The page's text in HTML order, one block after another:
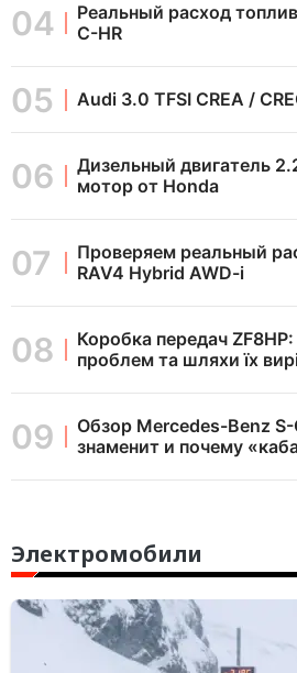
Реальный расход
C-HR
Audi 3.0 TFSI CREA /
Дизельный двигатель
мотор от Honda
Проверяем реальный
RAV4 Hybrid AWD-i
Коробка передач
проблем та шляхи їх
Обзор Mercedes-Benz
знаменит и почему
Электромобили